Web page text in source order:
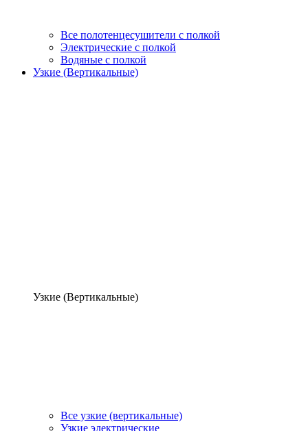
Все полотенцесушители с полкой
Электрические с полкой
Водяные с полкой
Узкие (Вертикальные)
Узкие (Вертикальные)
Все узкие (вертикальные)
Узкие электрические